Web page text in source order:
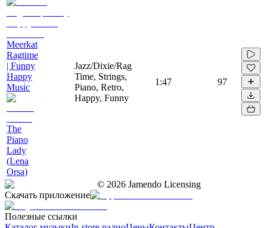
Meerkat
Ragtime
| Funny
Happy
Music
The
Piano
Lady
(Lena
Orsa)
Jazz/Dixie/Rag
Time, Strings,
Piano, Retro,
Happy, Funny
1:47 97
© 2026 Jamendo Licensing
Скачать приложение
Полезные ссылки